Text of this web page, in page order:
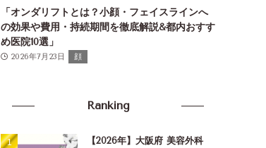
「オンダリフトとは？小顔・フェイスラインへ
の効果や費用・持続期間を徹底解説&都内おすす
め医院10選」
2026年7月23日 顔
Ranking
【2026年】大阪府 美容外科